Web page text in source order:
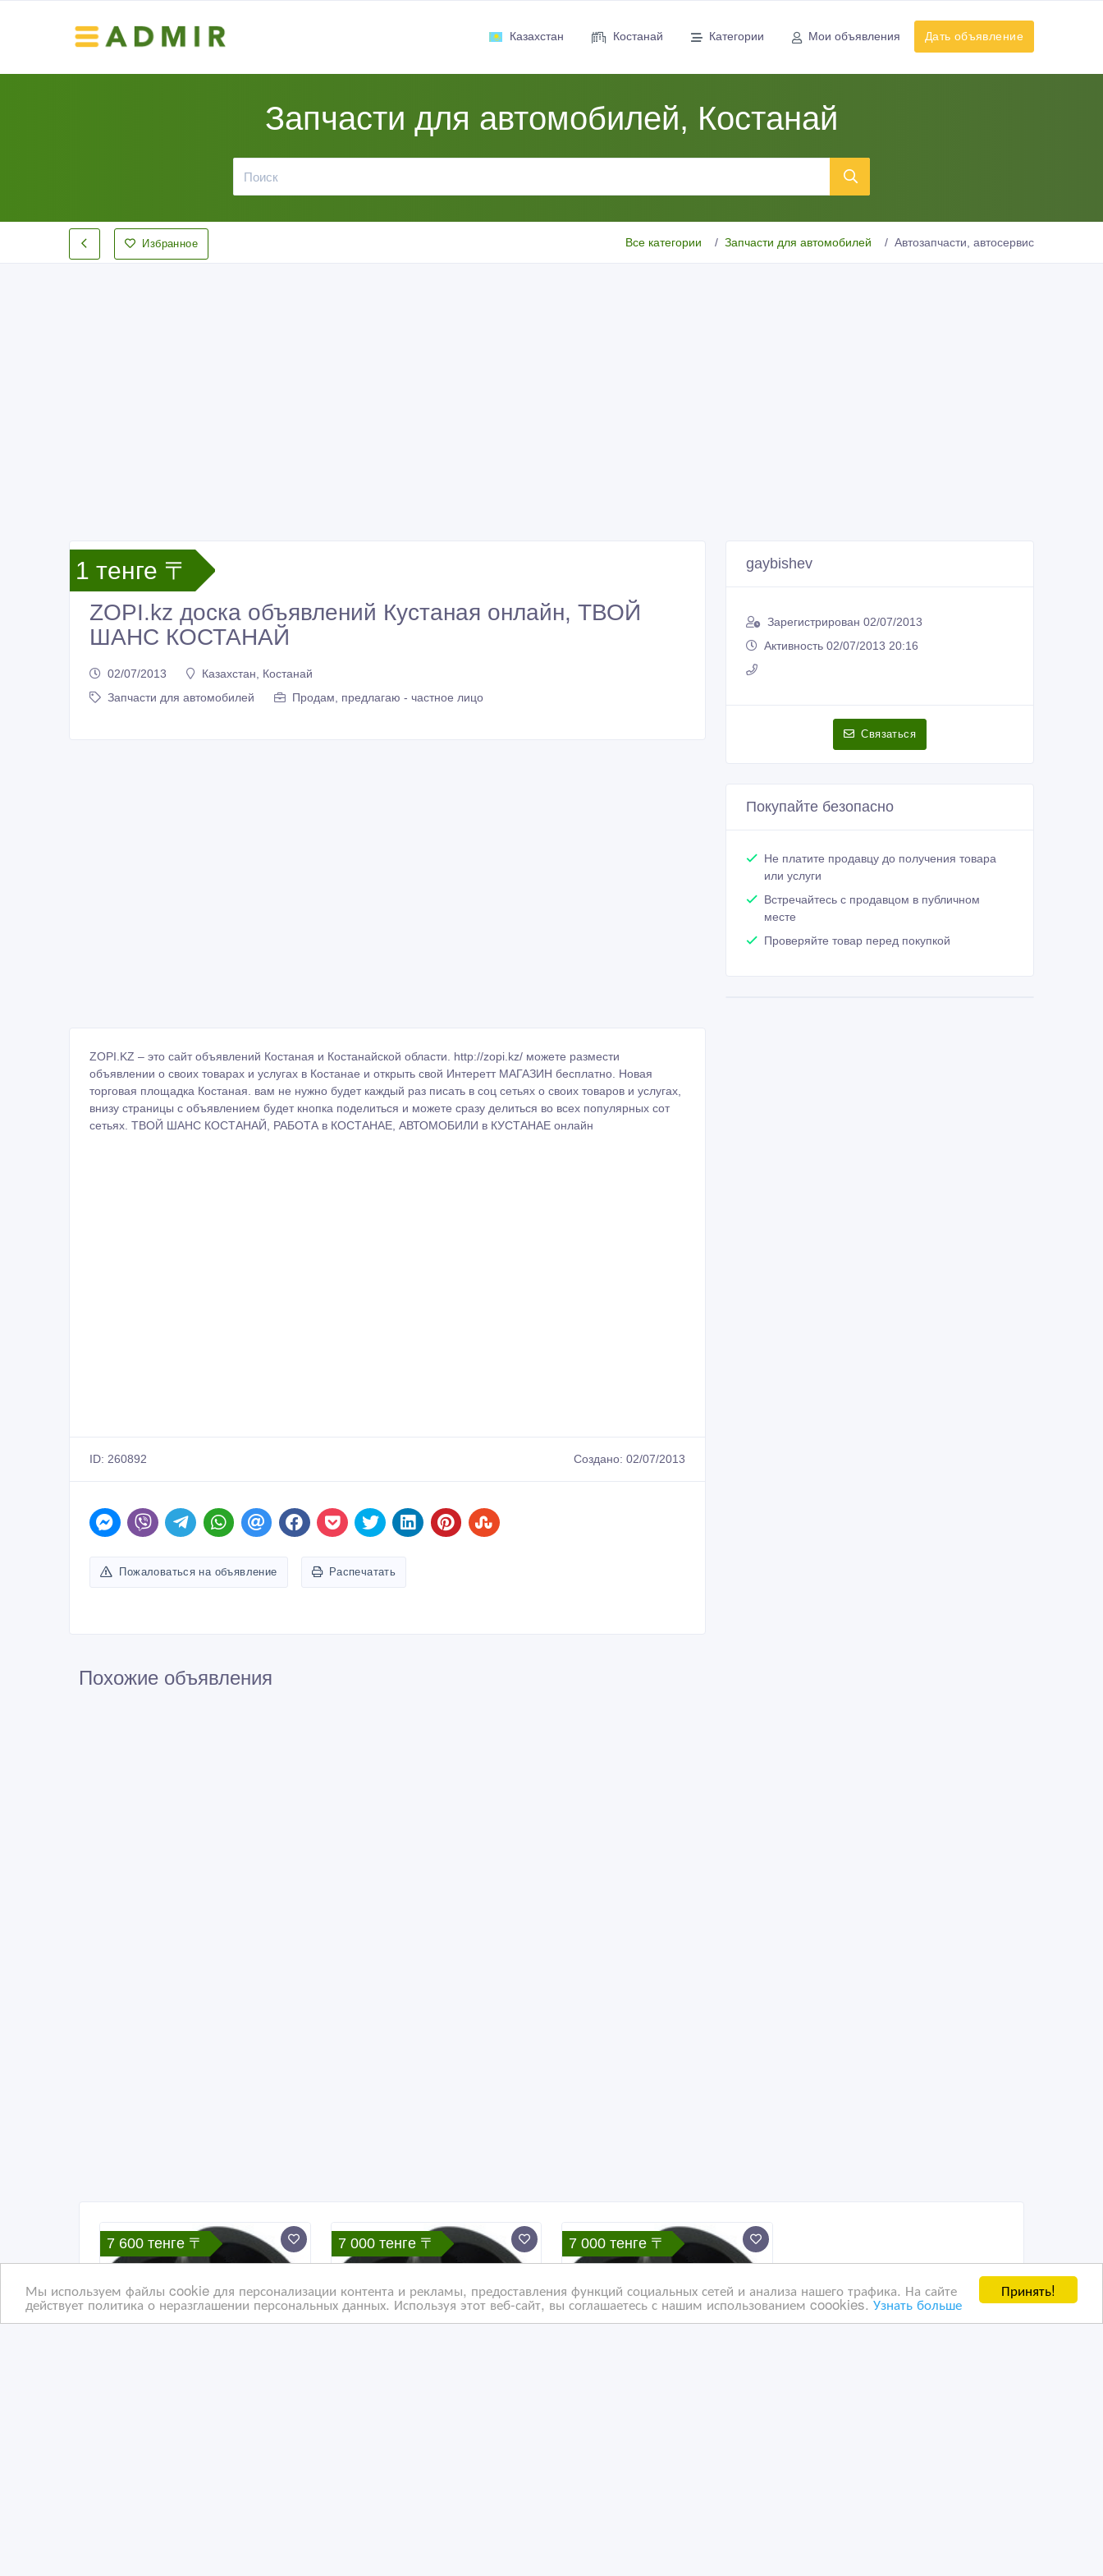
Принять!
Мы используем файлы cookie для персонализации контента и рекламы, предоставления функций социальных сетей и анализа нашего трафика. На сайте
действует политика о неразглашении персональных данных. Используя этот веб-сайт, вы соглашаетесь с нашим использованием coookies.Узнать больше
Казахстан Костанай Категории Мои объявления Дать объявление
Запчасти для автомобилей, Костанай
Избранное Все категории Запчасти для автомобилей Автозапчасти, автосервис
1 тенге 〒
ZOPI.kz доска объявлений Кустаная онлайн, ТВОЙ
ШАНС КОСТАНАЙ
02/07/2013
Казахстан, Костанай
Запчасти для автомобилей
Продам, предлагаю - частное лицо
ZOPI.KZ – это сайт объявлений Костаная и Костанайской области. http://zopi.kz/ можете размести
объявлении о своих товарах и услугах в Костанае и открыть свой Интеретт МАГАЗИН бесплатно. Новая
торговая площадка Костаная. вам не нужно будет каждый раз писать в соц сетьях о своих товаров и услугах,
внизу страницы с объявлением будет кнопка поделиться и можете сразу делиться во всех популярных сот
сетьях. ТВОЙ ШАНС КОСТАНАЙ, РАБОТА в КОСТАНАЕ, АВТОМОБИЛИ в КУСТАНАЕ онлайн
ID: 260892 Создано: 02/07/2013
Пожаловаться на объявление Распечатать
gaybishev
Зарегистрирован 02/07/2013
Активность 02/07/2013 20:16
Связаться
Покупайте безопасно
Не платите продавцу до получения товара
или услуги
Встречайтесь с продавцом в публичном
месте
Проверяйте товар перед покупкой
Похожие объявления
7 600 тенге 〒 7 000 тенге 〒 7 000 тенге 〒